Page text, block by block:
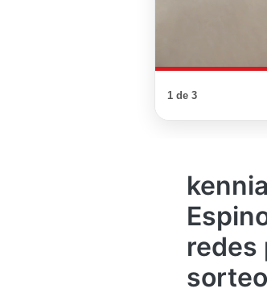
1 de 3
redes
sorteo